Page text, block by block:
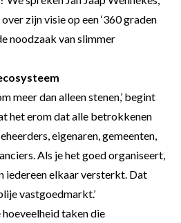
zijn visie op een ‘360 graden
noodzaak van slimmer
meer dan alleen stenen,’ begint
het erom dat alle betrokkenen
eigenaren, gemeenten,
Als je het goed organiseert,
iedereen elkaar versterkt. Dat
vastgoedmarkt.’
taken die